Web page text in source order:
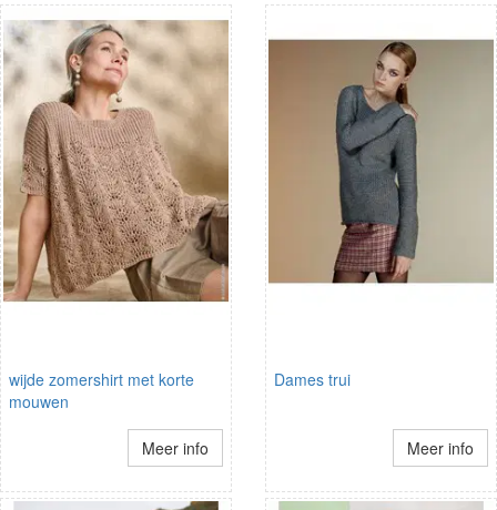
wijde zomershirt met korte
mouwen
Meer info
Dames trui
Meer info